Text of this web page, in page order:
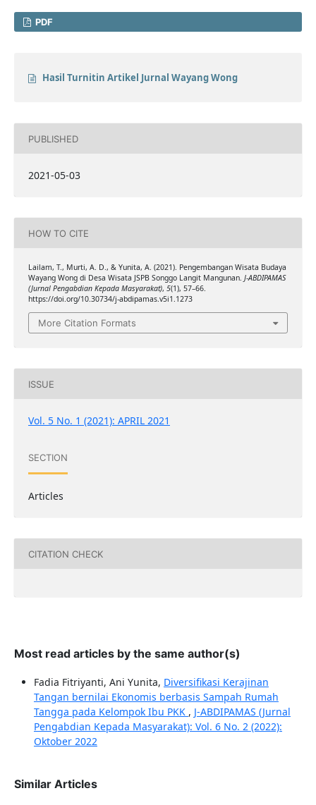
PDF
Hasil Turnitin Artikel Jurnal Wayang Wong
PUBLISHED
2021-05-03
HOW TO CITE
Lailam, T., Murti, A. D., & Yunita, A. (2021). Pengembangan Wisata Budaya
Wayang Wong di Desa Wisata JSPB Songgo Langit Mangunan. J-ABDIPAMAS
(Jurnal Pengabdian Kepada Masyarakat), 5(1), 57–66.
https://doi.org/10.30734/j-abdipamas.v5i1.1273
More Citation Formats
ISSUE
Vol. 5 No. 1 (2021): APRIL 2021
SECTION
Articles
CITATION CHECK
Most read articles by the same author(s)
Fadia Fitriyanti, Ani Yunita, Diversifikasi Kerajinan
Tangan bernilai Ekonomis berbasis Sampah Rumah
Tangga pada Kelompok Ibu PKK , J-ABDIPAMAS (Jurnal
Pengabdian Kepada Masyarakat): Vol. 6 No. 2 (2022):
Oktober 2022
Similar Articles